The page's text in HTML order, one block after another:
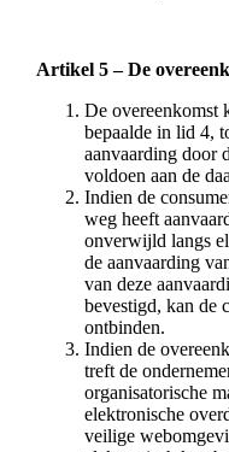
Artikel 5 – De
De overeenkomst
bepaalde in lid 4,
aanvaarding door
voldoen aan de
Indien de
weg heeft
onverwijld langs
de aanvaarding
van deze
bevestigd, kan de
ontbinden.
Indien de
treft de
organisatorische
elektronische
veilige